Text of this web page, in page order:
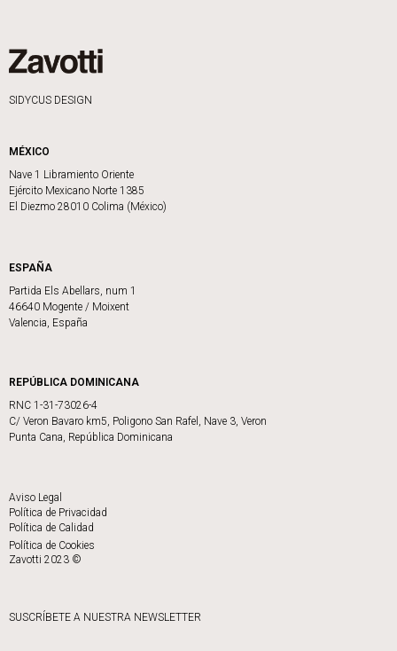
SIDYCUS DESIGN
MÉXICO
Nave 1 Libramiento Oriente
Ejército Mexicano Norte 1385
El Diezmo 28010 Colima (México)
ESPAÑA
Partida Els Abellars, num 1
46640 Mogente / Moixent
Valencia, España
REPÚBLICA DOMINICANA
RNC 1-31-73026-4
C/ Veron Bavaro km5, Poligono San Rafel, Nave 3, Veron
Punta Cana, República Dominicana
Aviso Legal
Política de Privacidad
Política de Calidad
Política de Cookies
Zavotti 2023 ©
SUSCRÍBETE A NUESTRA NEWSLETTER